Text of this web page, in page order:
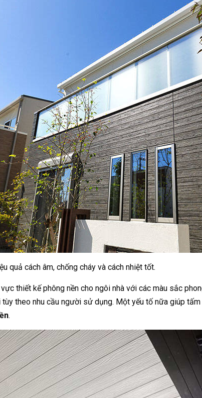
quả cách âm, chống cháy và cách nhiệt tốt.
thiết kế phông nền cho ngôi nhà với các màu sắc
theo nhu cầu người sử dụng. Một yếu tố nữa giúp
.